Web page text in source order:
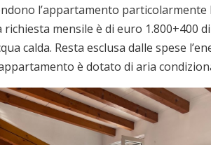
l’appartamento
richiesta mensile è di euro 1.800+400
calda. Resta esclusa dalle spese
è dotato di aria